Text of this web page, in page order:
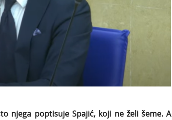
njega poptisuje Spajić, koji ne želi šeme. A